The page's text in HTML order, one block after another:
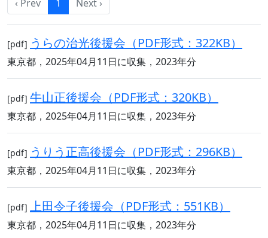
‹ Prev 1 Next ›
[pdf] うらの治光後援会（PDF形式：322KB）
東京都，2025年04月11日に収集，2023年分
[pdf] 牛山正後援会（PDF形式：320KB）
東京都，2025年04月11日に収集，2023年分
[pdf] うりう正高後援会（PDF形式：296KB）
東京都，2025年04月11日に収集，2023年分
[pdf] 上田令子後援会（PDF形式：551KB）
東京都，2025年04月11日に収集，2023年分